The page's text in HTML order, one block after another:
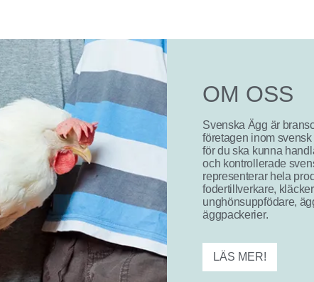
OM OSS
Svenska Ägg är
företagen inom
för du ska kunna
och kontrollerade
representerar hela
fodertillverkare,
unghönsuppfödare,
äggpackerier.
LÄS MER!